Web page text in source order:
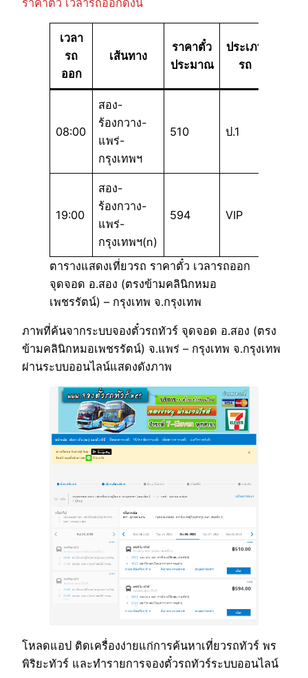
เวลา
รถ
ออก
เส้นทาง
ราคาตั๋ว
ประมาณ
ประเภท
รถ
08:00
สอง-
ร้องกวาง-
แพร่-
กรุงเทพฯ
510 ป.1
19:00
สอง-
ร้องกวาง-
แพร่-
กรุงเทพฯ(n)
594 VIP
ตารางแสดงเที่ยวรถ ราคาตั๋ว เวลารถออก
จุดจอด อ.สอง (ตรงข้ามคลินิกหมอ
เพชรรัตน์) – กรุงเทพ จ.กรุงเทพ
ภาพที่ค้นจากระบบจองตั๋วรถทัวร์ จุดจอด อ.สอง (ตรง
ข้ามคลินิกหมอเพชรรัตน์) จ.แพร่ – กรุงเทพ จ.กรุงเทพ
ผ่านระบบออนไลน์แสดงดังภาพ
โหลดแอป ติดเครื่องง่ายแก่การค้นหาเที่ยวรถทัวร์ พร
พิริยะทัวร์ และทำรายการจองตั๋วรถทัวร์ระบบออนไลน์